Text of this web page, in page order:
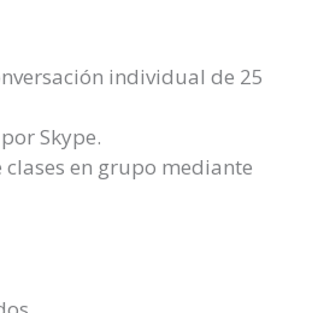
individual de 25
Skype.
en grupo mediante